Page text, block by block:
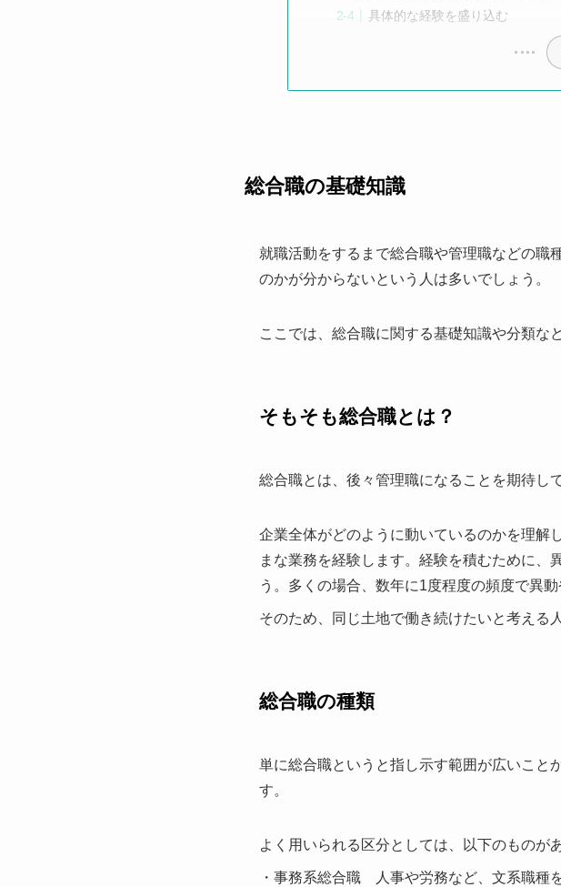
具体的な経験を盛り込む
総合職の基礎知識
就職活動をするまで総合職や管理職などの職
のかが分からないという人は多いでしょう。
ここでは、総合職に関する基礎知識や分類な
そもそも総合職とは？
総合職とは、後々管理職になることを期待し
企業全体がどのように動いているのかを理解
まな業務を経験します。経験を積むために、
う。多くの場合、数年に1度程度の頻度で異動
そのため、同じ土地で働き続けたいと考える
総合職の種類
単に総合職というと指し示す範囲が広いこと
す。
よく用いられる区分としては、以下のものが
・事務系総合職 人事や労務など、文系職種